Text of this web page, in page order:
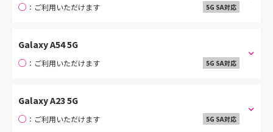
○ ：ご利用いただけます 5G SA対応
Galaxy A54 5G
○ ：ご利用いただけます 5G SA対応
Galaxy A23 5G
○ ：ご利用いただけます 5G SA対応